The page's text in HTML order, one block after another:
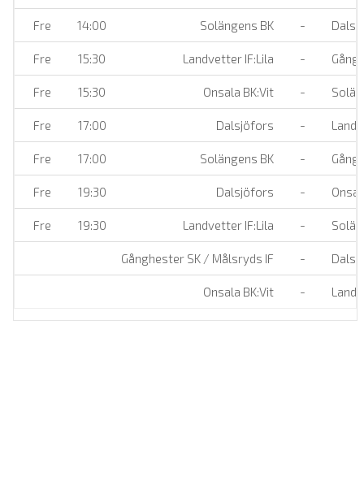
Fre 14:00 Solängens BK -
Fre 15:30 Landvetter IF:Lila -
Fre 15:30 Onsala BK:Vit -
Fre 17:00 Dalsjöfors -
Fre 17:00 Solängens BK -
Fre 19:30 Dalsjöfors -
Fre 19:30 Landvetter IF:Lila -
Gånghester SK / Målsryds IF -
Onsala BK:Vit -